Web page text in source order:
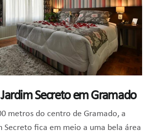
Secreto em Gramado
metros do centro de Gramado, a
Secreto fica em meio a uma bela área